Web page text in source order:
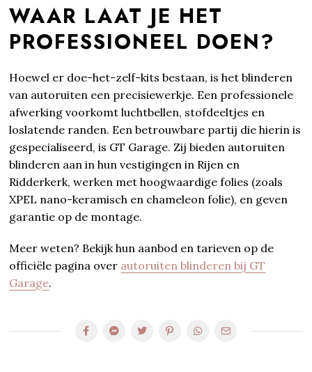
WAAR LAAT JE HET
PROFESSIONEEL DOEN?
Hoewel er doe-het-zelf-kits bestaan, is het blinderen
van autoruiten een precisiewerkje. Een professionele
afwerking voorkomt luchtbellen, stofdeeltjes en
loslatende randen. Een betrouwbare partij die hierin is
gespecialiseerd, is GT Garage. Zij bieden autoruiten
blinderen aan in hun vestigingen in Rijen en
Ridderkerk, werken met hoogwaardige folies (zoals
XPEL nano-keramisch en chameleon folie), en geven
garantie op de montage.
Meer weten? Bekijk hun aanbod en tarieven op de
officiële pagina over autoruiten blinderen bij GT
Garage.